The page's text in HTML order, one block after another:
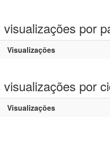
visualizações por
Visualizações
visualizações por
Visualizações